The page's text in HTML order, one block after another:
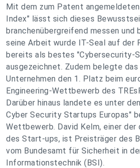
Mit dem zum Patent
Index" lässt sich dieses
branchenübergreifend messen und
seine Arbeit wurde IT-Seal auf der
bereits als bestes "Cybersecurity-
ausgezeichnet. Zudem belegte
Unternehmen den 1. Platz beim
Engineering-Wettbewerb des
Darüber hinaus landete es unter
Cyber Security Startups Europas"
Wettbewerb. David Kelm, einer
des Start-ups, ist Preisträger des
vom Bundesamt für Sicherheit in
Informationstechnik (BSI).